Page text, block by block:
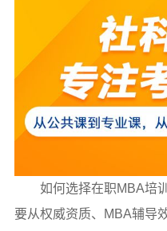
如何选择在职MBA培
要从权威资质、MBA辅导